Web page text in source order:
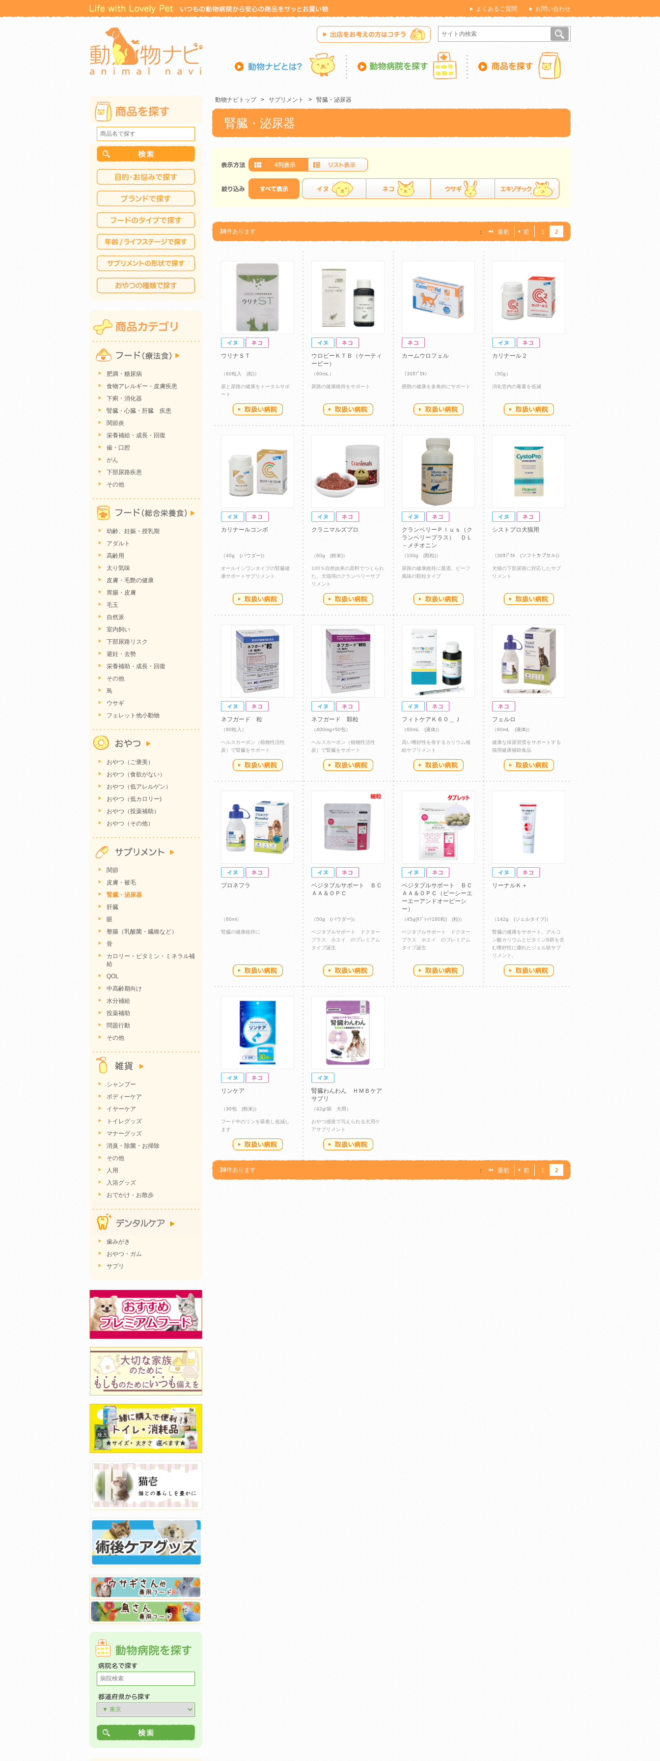
よくあるご質問 お問い合わせ
動物ナビトップ > サプリメント > 腎臓・泌尿器
腎臓・泌尿器
38件あります ： 最初 前 1 2
ウリナＳＴ
（60粒入 (粒)）
尿と尿路の健康をトータルサポ
ート
ウロビーＫＴＢ（ケーティ
ービー）
（60mL）
尿路の健康維持をサポート
カームウロフェル
（30ｶﾌﾟｾﾙ）
膀胱の健康を多角的にサポート
カリナール２
（50g）
消化管内の毒素を低減
カリナールコンボ
（40g (パウダー)）
オールインワンタイプの腎臓健
康サポートサプリメント
クラニマルズプロ
（60g (粉末)）
100％自然由来の原料でつくられ
た、犬猫用のクランベリーサプ
リメント
クランベリーＰｌｕｓ（ク
ランベリープラス） ＤＬ
－メチオニン
（100g (顆粒)）
尿路の健康維持に最適。ビーフ
風味の顆粒タイプ
シストプロ犬猫用
（30ｶﾌﾟｾﾙ (ソフトカプセル)）
犬猫の下部尿路に対応したサプ
リメント
ネフガード 粒
（90粒入）
ヘルスカーボン（植物性活性
炭）で腎臓をサポート
ネフガード 顆粒
（400mg×50包）
ヘルスカーボン（植物性活性
炭）で腎臓をサポート
フィトケアＫ６０＿Ｊ
（60mL (液体)）
高い嗜好性を有するカリウム補
給サプリメント
フェルロ
（60mL (液体)）
健康な排尿習慣をサポートする
猫用健康補助食品
プロネフラ
（60ml）
腎臓の健康維持に
ベジタブルサポート ＢＣ
ＡＡ＆ＯＰＣ
（50g (パウダー)）
ベジタブルサポート ドクター
プラス ホエイ のプレミアム
タイプ誕生
ベジタブルサポート ＢＣ
ＡＡ＆ＯＰＣ（ビーシーエ
ーエーアンドオーピーシ
ー）
（45g(ﾀﾌﾞﾚｯﾄ180粒) (粒)）
ベジタブルサポート ドクター
プラス ホエイ のプレミアム
タイプ誕生
リーナルＫ＋
（142g (ジェルタイプ)）
腎臓の健康をサポート。グルコ
ン酸カリウムとビタミンB群を含
む嗜好性に優れたジェル状サプ
リメント。
リンケア
（30包 (粉末)）
フード中のリンを吸着し低減し
ます
腎臓わんわん ＨＭＢケア
サプリ
（42g/袋 犬用）
おやつ感覚で与えられる犬用ケ
アサプリメント
38件あります ： 最初 前 1 2
肥満・糖尿病
食物アレルギー・皮膚疾患
下痢・消化器
腎臓・心臓・肝臓 疾患
関節炎
栄養補給・成長・回復
歯・口腔
がん
下部尿路疾患
その他
幼齢、妊娠・授乳期
アダルト
高齢用
太り気味
皮膚・毛艶の健康
胃腸・皮膚
毛玉
自然派
室内飼い
下部尿路リスク
避妊・去勢
栄養補助・成長・回復
その他
鳥
ウサギ
フェレット他小動物
おやつ（ご褒美）
おやつ（食欲がない）
おやつ（低アレルゲン）
おやつ（低カロリー)
おやつ（投薬補助）
おやつ（その他）
関節
皮膚・被毛
腎臓・泌尿器
肝臓
眼
整腸（乳酸菌・繊維など）
骨
カロリー・ビタミン・ミネラル補
給
QOL
中高齢期向け
水分補給
投薬補助
問題行動
その他
シャンプー
ボディーケア
イヤーケア
トイレグッズ
マナーグッズ
消臭・除菌・お掃除
その他
人用
入浴グッズ
おでかけ・お散歩
歯みがき
おやつ・ガム
サプリ